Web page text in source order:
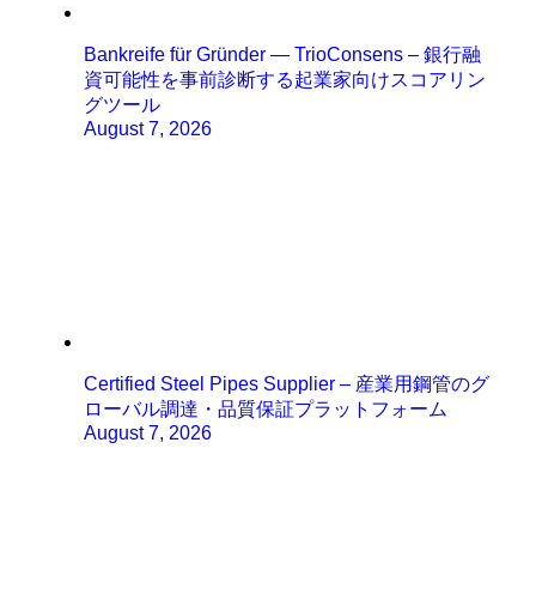
Bankreife für Gründer — TrioConsens – 銀行融
資可能性を事前診断する起業家向けスコアリン
グツール
August 7, 2026
Certified Steel Pipes Supplier – 産業用鋼管のグ
ローバル調達・品質保証プラットフォーム
August 7, 2026